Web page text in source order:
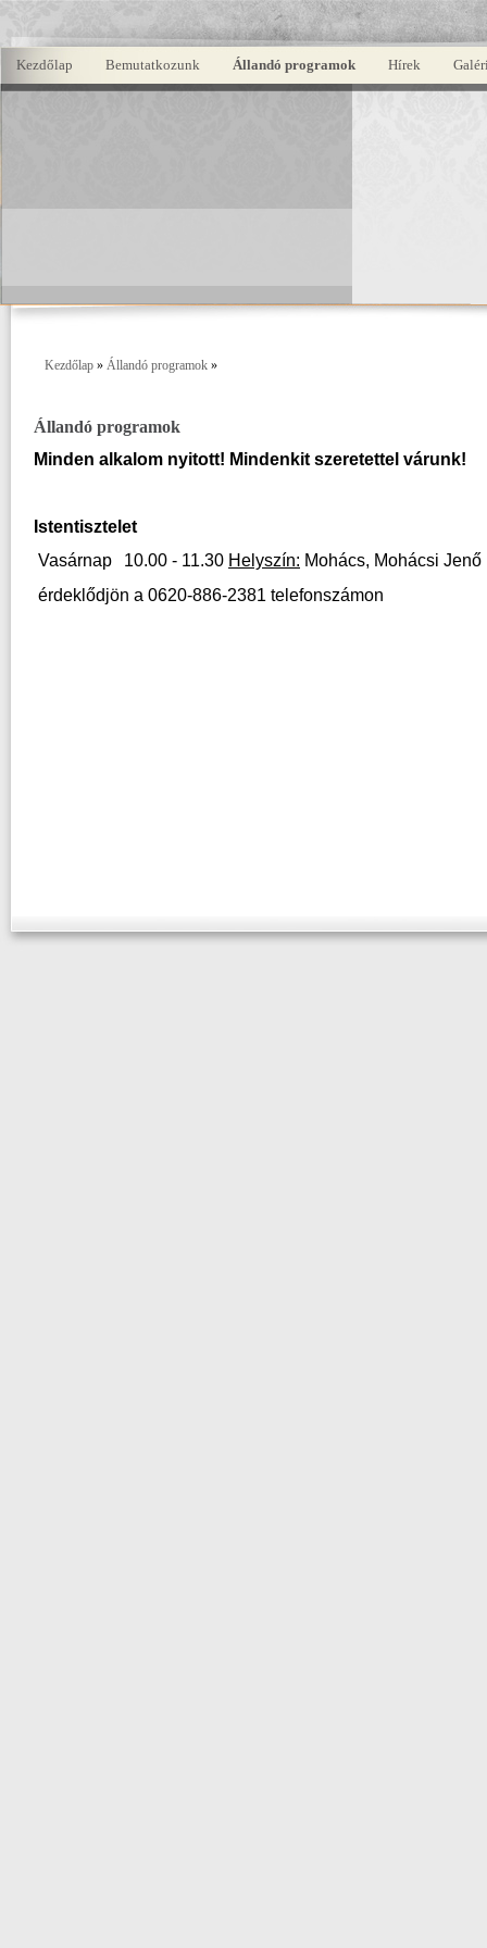
Kezdőlap Bemutatkozunk Állandó programok Hírek
Kezdőlap » Állandó programok »
Állandó programok
Minden alkalom nyitott! Mindenkit szeretettel várunk!
Istentisztelet
Vasárnap
10.00 - 11.30 Helyszín: Mohács, Mohácsi Jenő
érdeklődjön a 0620-886-2381 telefonszámon